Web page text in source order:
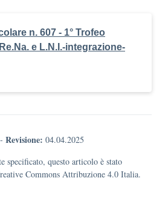
n. 607 - 1° Trofeo
e L.N.I.-integrazione-
- Revisione: 04.04.2025
specificato, questo articolo è stato
Commons Attribuzione 4.0 Italia.